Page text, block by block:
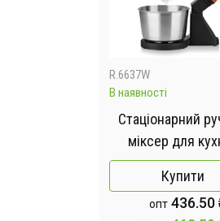
R.6637W
В наявності
Стаціонарний
міксер для кухні з
металевою
R6637 2 л
Купити
опт 436.50